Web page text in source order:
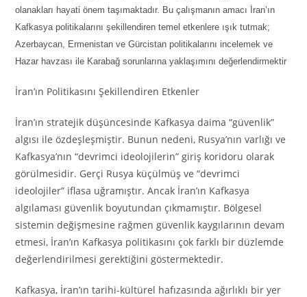
olanakları hayati önem taşımaktadır. Bu çalışmanın amacı İran’ın
Kafkasya politikalarını şekillendiren temel etkenlere ışık tutmak;
Azerbaycan, Ermenistan ve Gürcistan politikalarını incelemek ve
Hazar havzası ile Karabağ sorunlarına yaklaşımını değerlendirmektir
İran’ın Politikasını Şekillendiren Etkenler
İran’ın stratejik düşüncesinde Kafkasya daima “güvenlik”
algısı ile özdeşleşmiştir. Bunun nedeni, Rusya’nın varlığı ve
Kafkasya’nın “devrimci ideolojilerin” giriş koridoru olarak
görülmesidir. Gerçi Rusya küçülmüş ve “devrimci
ideolojiler” iflasa uğramıştır. Ancak İran’ın Kafkasya
algılaması güvenlik boyutundan çıkmamıştır. Bölgesel
sistemin değişmesine rağmen güvenlik kaygılarının devam
etmesi, İran’ın Kafkasya politikasını çok farklı bir düzlemde
değerlendirilmesi gerektiğini göstermektedir.
Kafkasya, İran’ın tarihi-kültürel hafızasında ağırlıklı bir yer